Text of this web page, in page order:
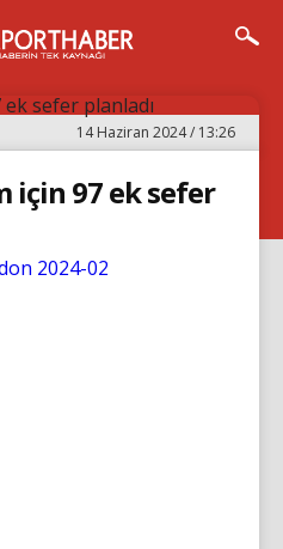
14 Haziran 2024 / 13:26
için 97 ek sefer